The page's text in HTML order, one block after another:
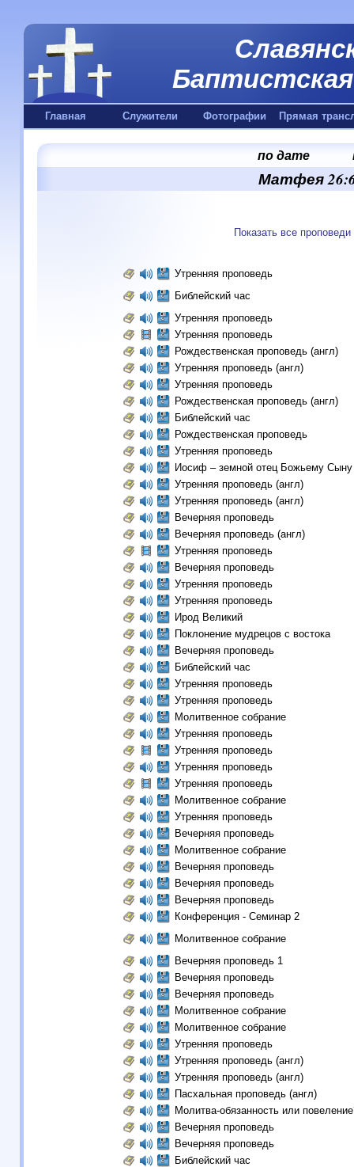
Главная Служители Фотографии Прямая
по дате
Матфея
Показать все
Утренняя проповедь
Библейский час
Утренняя проповедь
Утренняя проповедь
Рождественская проповедь (англ)
Утренняя проповедь (англ)
Утренняя проповедь
Рождественская проповедь (англ)
Библейский час
Рождественская проповедь
Утренняя проповедь
Иосиф – земной отец Божьему
Утренняя проповедь (англ)
Утренняя проповедь (англ)
Вечерняя проповедь
Вечерняя проповедь (англ)
Утренняя проповедь
Вечерняя проповедь
Утренняя проповедь
Утренняя проповедь
Ирод Великий
Поклонение мудрецов c востока
Вечерняя проповедь
Библейский час
Утренняя проповедь
Утренняя проповедь
Молитвенное собрание
Утренняя проповедь
Утренняя проповедь
Утренняя проповедь
Утренняя проповедь
Молитвенное собрание
Утренняя проповедь
Вечерняя проповедь
Молитвенное собрание
Вечерняя проповедь
Вечерняя проповедь
Вечерняя проповедь
Конференция - Семинар 2
Молитвенное собрание
Вечерняя проповедь 1
Вечерняя проповедь
Вечерняя проповедь
Молитвенное собрание
Молитвенное собрание
Утренняя проповедь
Утренняя проповедь (англ)
Утренняя проповедь (англ)
Пасхальная проповедь (англ)
Молитва-обязанность или
Вечерняя проповедь
Вечерняя проповедь
Библейский час